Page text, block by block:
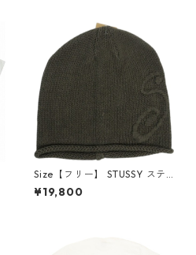
Size【フリー】 STUSSY ステ
ューシー 26SS S KNIT SKULLC
AP BROWN ビーニー 茶色
¥19,800